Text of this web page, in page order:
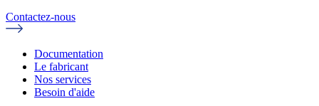
Contactez-nous
Documentation
Le fabricant
Nos services
Besoin d'aide